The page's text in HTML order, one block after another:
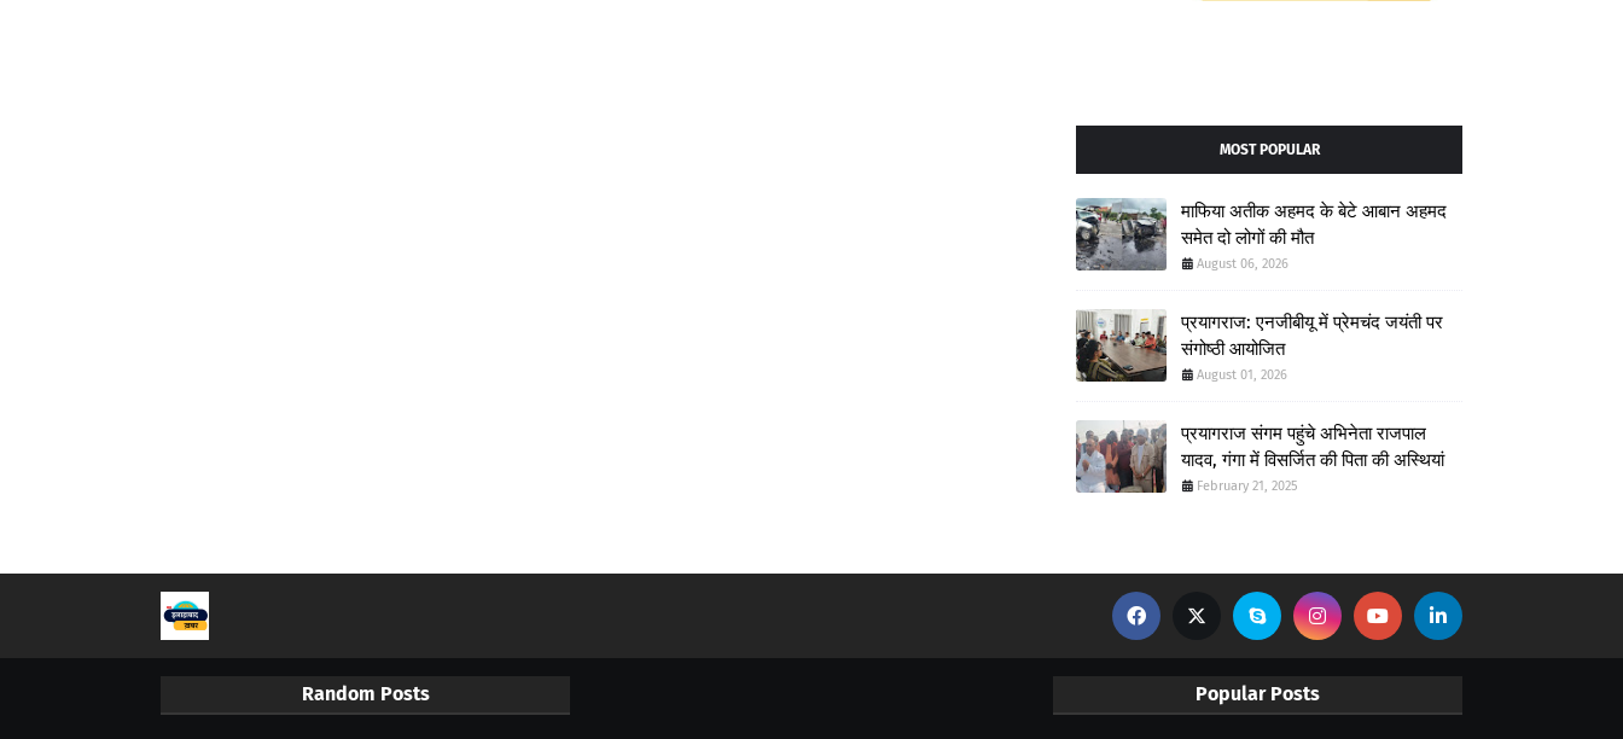
MOST POPULAR
माफिया अतीक अहमद के बेटे आबान अहमद
समेत दो लोगों की मौत
August 06, 2026
प्रयागराज: एनजीबीयू में प्रेमचंद जयंती पर
संगोष्ठी आयोजित
August 01, 2026
प्रयागराज संगम पहुंचे अभिनेता राजपाल
यादव, गंगा में विसर्जित की पिता की अस्थियां
February 21, 2025
Random Posts Popular Posts